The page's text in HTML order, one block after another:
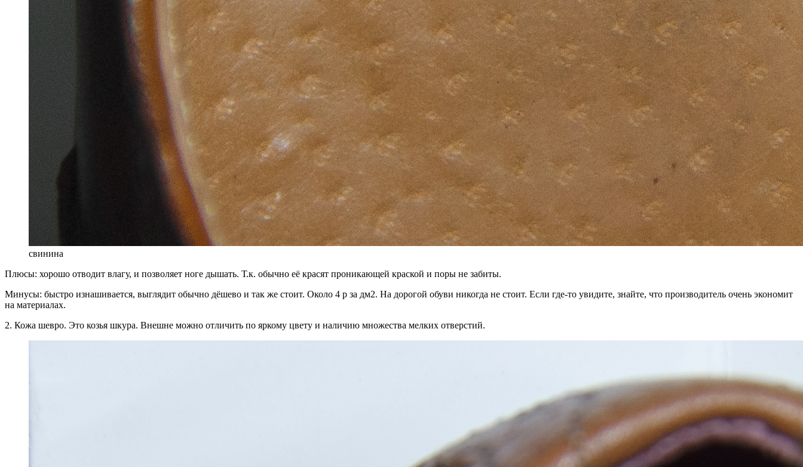
свинина
Плюсы: хорошо отводит влагу, и позволяет ноге дышать. Т.к. обычно её красят проникающей краской и поры не забиты.
Минусы: быстро изнашивается, выглядит обычно дёшево и так же стоит. Около 4 р за дм2. На дорогой обуви никогда не стоит. Если где-то увидите, знайте, что производитель очень экономит
на материалах.
2. Кожа шевро. Это козья шкура. Внешне можно отличить по яркому цвету и наличию множества мелких отверстий.